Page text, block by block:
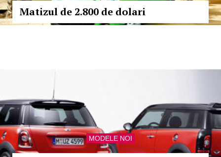
Matizul de 2.800 de dolari
MODELE NOI